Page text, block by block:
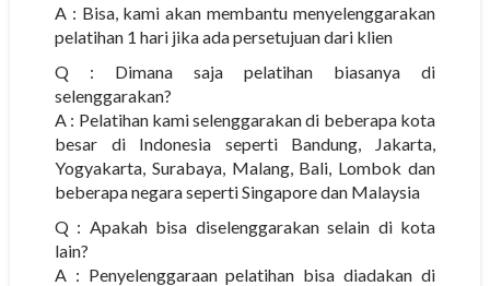
A : Bisa, kami akan membantu menyelenggarakan
pelatihan 1 hari jika ada persetujuan dari klien
Q : Dimana saja pelatihan biasanya di
selenggarakan?
A : Pelatihan kami selenggarakan di beberapa kota
besar di Indonesia seperti Bandung, Jakarta,
Yogyakarta, Surabaya, Malang, Bali, Lombok dan
beberapa negara seperti Singapore dan Malaysia
Q : Apakah bisa diselenggarakan selain di kota
lain?
A : Penyelenggaraan pelatihan bisa diadakan di